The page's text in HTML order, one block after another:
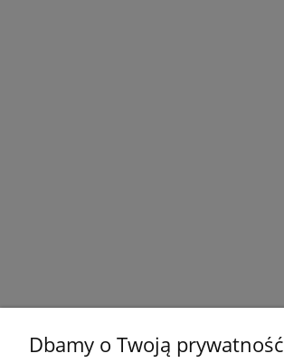
Dbamy o Twoją prywatność